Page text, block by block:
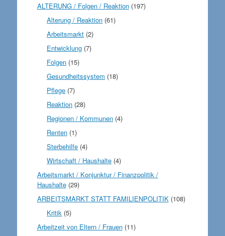
ALTERUNG / Folgen / Reaktion(197)
Alterung / Reaktion (61)
Arbeitsmarkt (2)
Entwicklung (7)
Folgen (15)
Gesundheitssystem (18)
Pflege (7)
Reaktion (28)
Regionen / Kommunen (4)
Renten (1)
Sterbehilfe (4)
Wirtschaft / Haushalte (4)
Arbeitsmarkt / Konjunktur / Finanzpolitik /
Haushalte(29)
ARBEITSMARKT STATT FAMILIENPOLITIK(108)
Kritik (5)
Arbeitzeit von Eltern / Frauen(11)